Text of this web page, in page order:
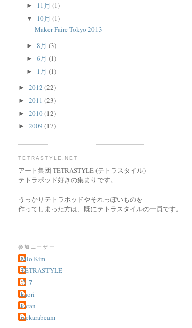
► 11月(1)
▼ 10月(1)
Maker Faire Tokyo 2013
►8月(3)
►6月(1)
► 1月(1)
►2012(22)
►2011(23)
►2010(12)
►2009(17)
TETRASTYLE.NET
アート集団 TETRASTYLE (テトラスタイル)
テトラポッド好きの集まりです。
うっかりテトラポッドやそれっぽいものを
作ってしまった方は、既にテトラスタイルの一員です。
参加ユーザー
Mio Kim
TETRASTYLE
３７
kaori
karan
mekarabeam